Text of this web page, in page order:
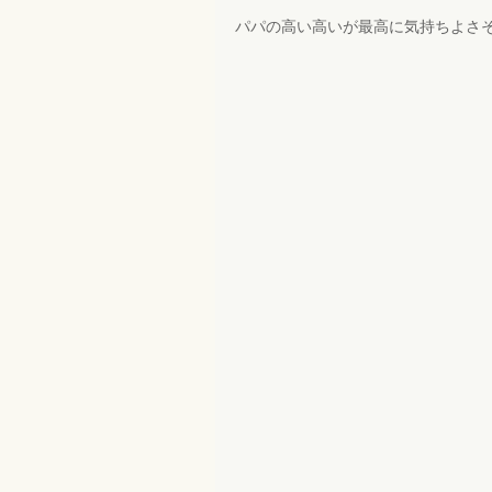
パパの高い高いが最高に気持ちよさ